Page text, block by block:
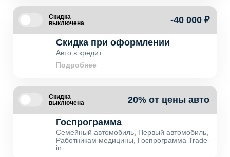
Скидка
выключена
-40 000 ₽
Скидка при оформлении
Авто в кредит
Подробнее
Скидка
выключена
20% от цены авто
Госпрограмма
Семейный автомобиль, Первый автомобиль,
Работникам медицины, Госпрограмма Trade-
in